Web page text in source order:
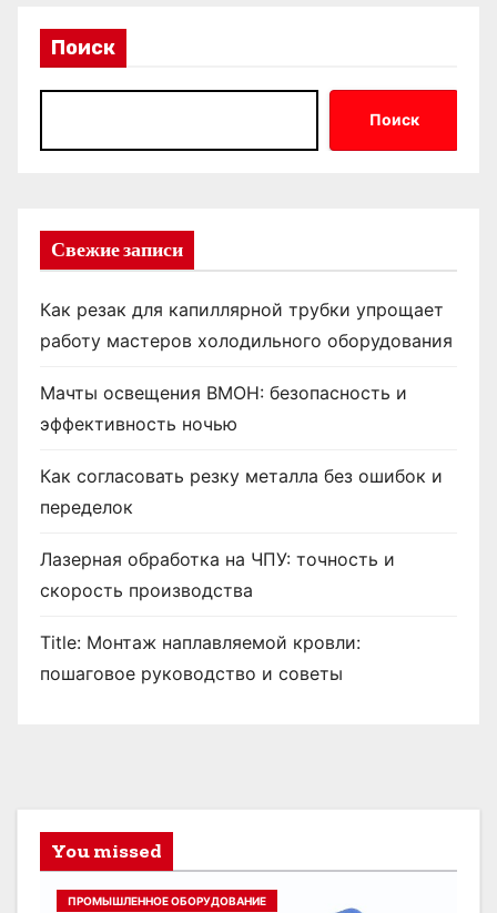
Поиск
Поиск
Свежие записи
Как резак для капиллярной трубки упрощает
работу мастеров холодильного оборудования
Мачты освещения ВМОН: безопасность и
эффективность ночью
Как согласовать резку металла без ошибок и
переделок
Лазерная обработка на ЧПУ: точность и
скорость производства
Title: Монтаж наплавляемой кровли:
пошаговое руководство и советы
You missed
ПРОМЫШЛЕННОЕ ОБОРУДОВАНИЕ